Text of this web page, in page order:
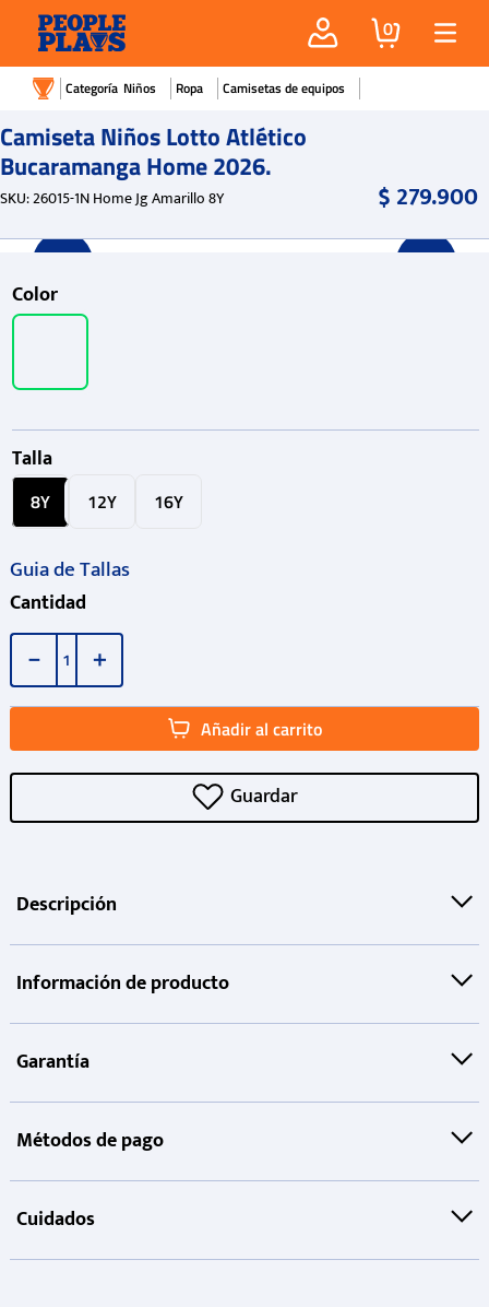
0
Niños Ropa Camisetas de equipos
Camiseta Niños Lotto Atlético
Bucaramanga Home 2026.
SKU:26015-1N Home Jg Amarillo 8Y $279.900
Color
Talla
8Y 12Y 16Y
Guia de Tallas
Cantidad
＋
－
Añadir al carrito
Descripción
Información de producto
Garantía
Métodos de pago
Cuidados